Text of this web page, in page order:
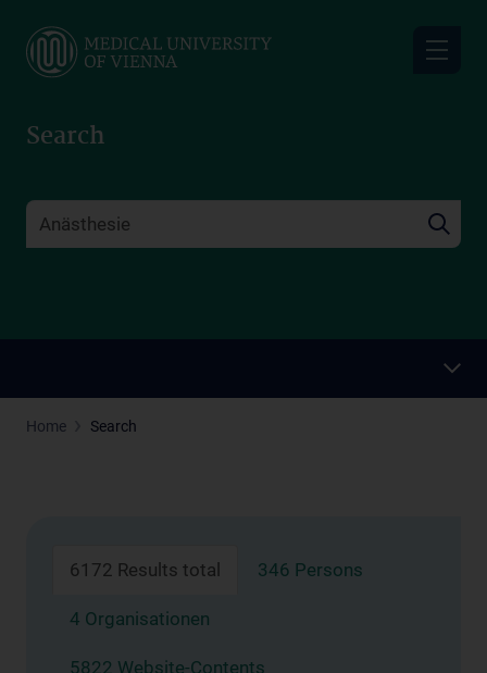
main
Search
Home Search
6172 Results total 346 Persons
4 Organisationen
5822 Website-Contents